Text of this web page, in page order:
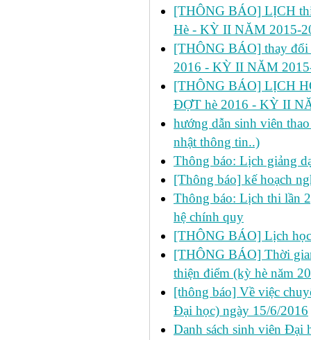
[THÔNG BÁO] LỊCH
Hè - KỲ II NĂM 2015-
[THÔNG BÁO] thay
2016 - KỲ II NĂM
[THÔNG BÁO] LỊCH
ĐỢT hè 2016 - KỲ II
hướng dẫn sinh viên
nhật thông tin..)
Thông báo: Lịch giảng
[Thông báo] kế hoạch
Thông báo: Lịch thi lần
hệ chính quy
[THÔNG BÁO] Lịch
[THÔNG BÁO] Thời
thiện điểm (kỳ hè năm
[thông báo] Về việc
Đại học) ngày 15/6/2016
Danh sách sinh viên Đại